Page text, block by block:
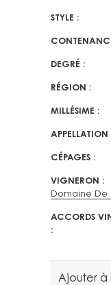
STYLE
DEGRÉ
RÉGION
MILLÉSIME
APPELLATION
CÉPAGES
VIGNERON
Domaine De
ACCORDS
Ajouter à